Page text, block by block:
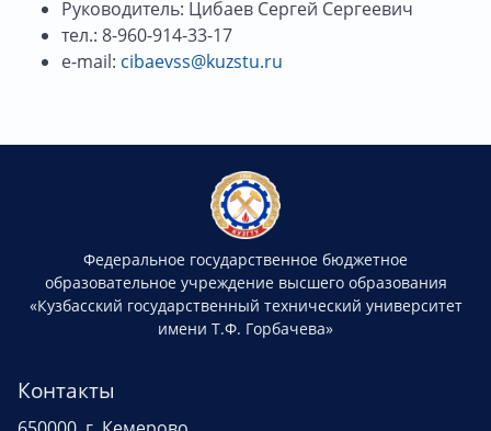
Руководитель: Цибаев Сергей Сергеевич
тел.: 8-960-914-33-17
e-mail: cibaevss@kuzstu.ru
Федеральное государственное бюджетное
образовательное учреждение высшего образования
«Кузбасский государственный технический университет
имени Т.Ф. Горбачева»
Контакты